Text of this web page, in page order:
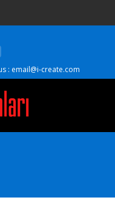
: email@i-create.com